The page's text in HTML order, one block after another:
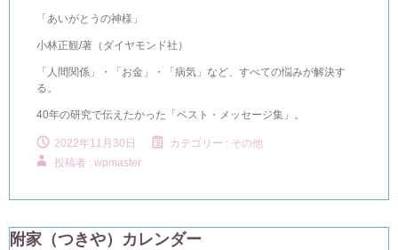
「あいがとうの神様」
小林正観/著（ダイヤモンド社）
「人間関係」・「お金」・「病気」など、すべての悩みが解決す
る。
40年の研究で伝えたかった「ベスト・メッセージ集」。
2022年11月30日 カテゴリー : その他
投稿者 : wpmaster
附家（つきや）カレンダー